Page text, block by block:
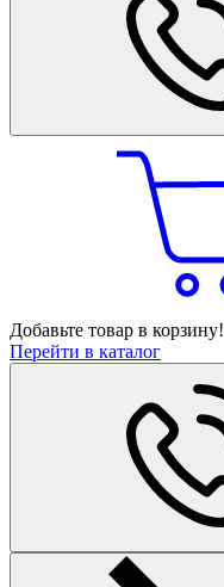
Добавьте товар в корзину!
Перейти в каталог